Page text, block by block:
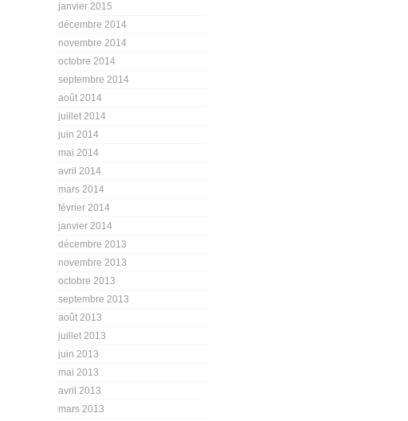
janvier 2015
décembre 2014
novembre 2014
octobre 2014
septembre 2014
août 2014
juillet 2014
juin 2014
mai 2014
avril 2014
mars 2014
février 2014
janvier 2014
décembre 2013
novembre 2013
octobre 2013
septembre 2013
août 2013
juillet 2013
juin 2013
mai 2013
avril 2013
mars 2013